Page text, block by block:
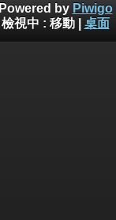
Powered by Piwigo
檢視中 : 移動| 桌面